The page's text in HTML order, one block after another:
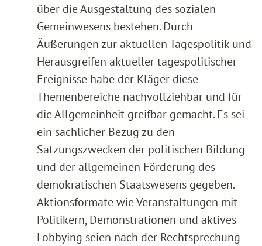
über die Ausgestaltung des sozialen
Gemeinwesens bestehen. Durch
Äußerungen zur aktuellen Tagespolitik und
Herausgreifen aktueller tagespolitischer
Ereignisse habe der Kläger diese
Themenbereiche nachvollziehbar und für
die Allgemeinheit greifbar gemacht. Es sei
ein sachlicher Bezug zu den
Satzungszwecken der politischen Bildung
und der allgemeinen Förderung des
demokratischen Staatswesens gegeben.
Aktionsformate wie Veranstaltungen mit
Politikern, Demonstrationen und aktives
Lobbying seien nach der Rechtsprechung